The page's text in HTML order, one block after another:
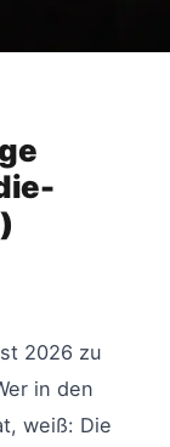
2026 zu
in den
weiß: Die